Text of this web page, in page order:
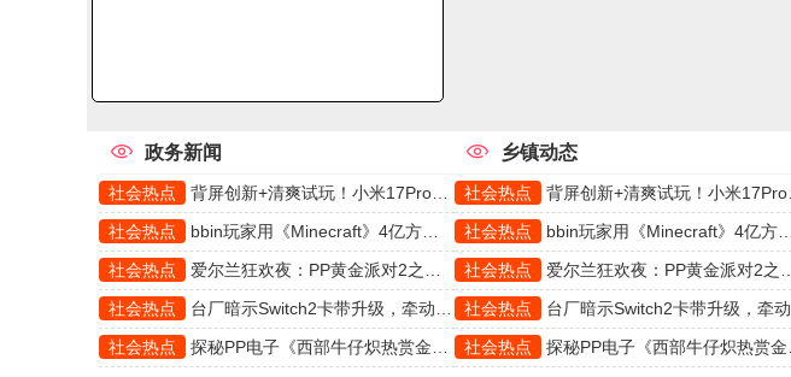
政务新闻
社会热点
背屏创新+清爽试玩！小米17Pro携手PP冰薄荷掀起热潮
社会热点
bbin玩家用《Minecraft》4亿方块，打造史上最庞大的红石AI
社会热点
爱尔兰狂欢夜：PP黄金派对2之狂欢教你把重转玩成艺术
社会热点
台厂暗示Switch2卡带升级，牵动CQ9游戏玩家关注！
社会热点
探秘PP电子《西部牛仔炽热赏金》的独特游戏魅力
乡镇动态
社会热点
背屏创新+清爽试玩！小米17Pro携手PP冰薄荷掀起热潮
社会热点
bbin玩家用《Minecraft》4亿方块，打造史上最庞大的红石AI
社会热点
爱尔兰狂欢夜：PP黄金派对2之狂欢教你把重转玩成艺术
社会热点
台厂暗示Switch2卡带升级，牵动CQ9游戏玩家关注！
社会热点
探秘PP电子《西部牛仔炽热赏金》的独特游戏魅力